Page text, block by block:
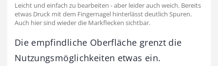
Leicht und einfach zu bearbeiten - aber leider auch weich. Bereits
etwas Druck mit dem Fingernagel hinterlässt deutlich Spuren.
Auch hier sind wieder die Markflecken sichtbar.
Die empfindliche Oberfläche grenzt die
Nutzungsmöglichkeiten etwas ein.